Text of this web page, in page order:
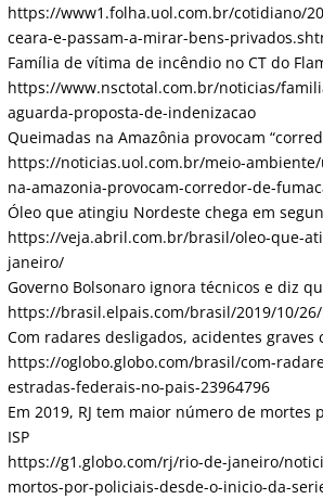
https://www1.folha.uol.com.br/cotidiano/
ceara-e-passam-a-mirar-bens-
Família de vítima de incêndio no CT do
https://www.nsctotal.com.br/noticias/
aguarda-proposta-de-indenizacao
Queimadas na Amazônia provocam
https://noticias.uol.com.br/meio-
na-amazonia-provocam-corredor-de-
Óleo que atingiu Nordeste chega em
https://veja.abril.com.br/brasil/oleo-que-
janeiro/
Governo Bolsonaro ignora técnicos e diz
https://brasil.elpais.com/brasil/2019/10/
Com radares desligados, acidentes
https://oglobo.globo.com/brasil/com-
estradas-federais-no-pais-23964796
Em 2019, RJ tem maior número de
ISP
https://g1.globo.com/rj/rio-de-janeiro/
mortos-por-policiais-desde-o-inicio-da-